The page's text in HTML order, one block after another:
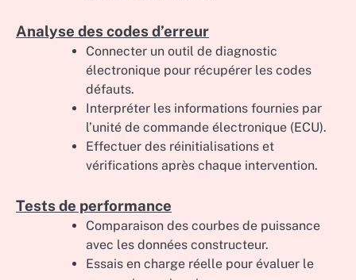
Analyse des codes d’erreur
Connecter un outil de diagnostic
électronique pour récupérer les codes
défauts.
Interpréter les informations fournies par
l’unité de commande électronique (ECU).
Effectuer des réinitialisations et
vérifications après chaque intervention.
Tests de performance
Comparaison des courbes de puissance
avec les données constructeur.
Essais en charge réelle pour évaluer le